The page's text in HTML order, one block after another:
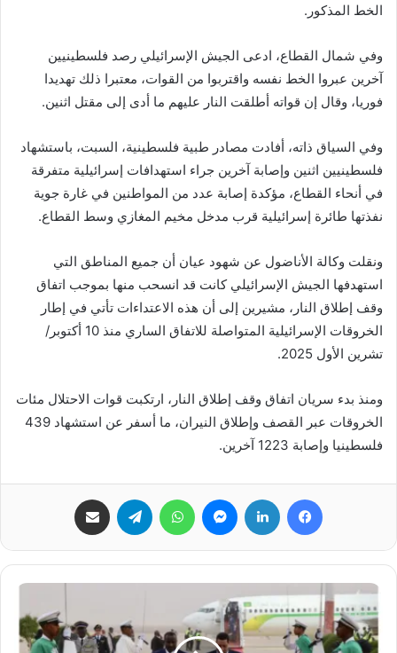
الخط المذكور.
وفي شمال القطاع، ادعى الجيش الإسرائيلي رصد فلسطينيين
آخرين عبروا الخط نفسه واقتربوا من القوات، معتبرا ذلك تهديدا
فوريا، وقال إن قواته أطلقت النار عليهم ما أدى إلى مقتل اثنين.
وفي السياق ذاته، أفادت مصادر طبية فلسطينية، السبت، باستشهاد
فلسطينيين اثنين وإصابة آخرين جراء استهدافات إسرائيلية متفرقة
في أنحاء القطاع، مؤكدة إصابة عدد من المواطنين في غارة جوية
نفذتها طائرة إسرائيلية قرب مدخل مخيم المغازي وسط القطاع.
ونقلت وكالة الأناضول عن شهود عيان أن جميع المناطق التي
استهدفها الجيش الإسرائيلي كانت قد انسحب منها بموجب اتفاق
وقف إطلاق النار، مشيرين إلى أن هذه الاعتداءات تأتي في إطار
الخروقات الإسرائيلية المتواصلة للاتفاق الساري منذ 10 أكتوبر/
تشرين الأول 2025.
ومنذ بدء سريان اتفاق وقف إطلاق النار، ارتكبت قوات الاحتلال مئات
الخروقات عبر القصف وإطلاق النيران، ما أسفر عن استشهاد 439
فلسطينيا وإصابة 1223 آخرين.
فيسبوك لينكدإن ماسنجر واتساب تيلقرام